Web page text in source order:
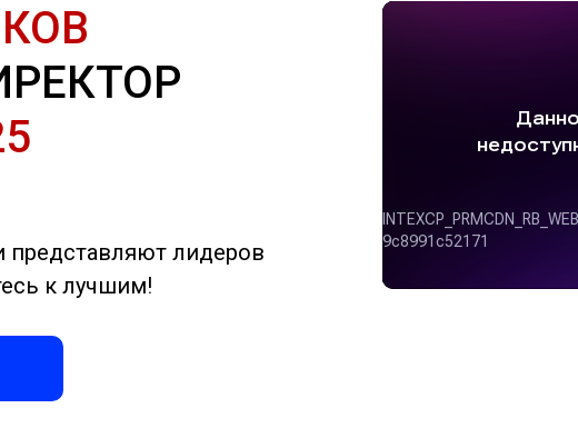
представляют лидеров
к лучшим!